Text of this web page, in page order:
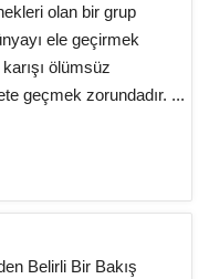
olan bir grup
ele geçirmek
ölümsüz
geçmek zorundadır. ...
Belirli Bir Bakış